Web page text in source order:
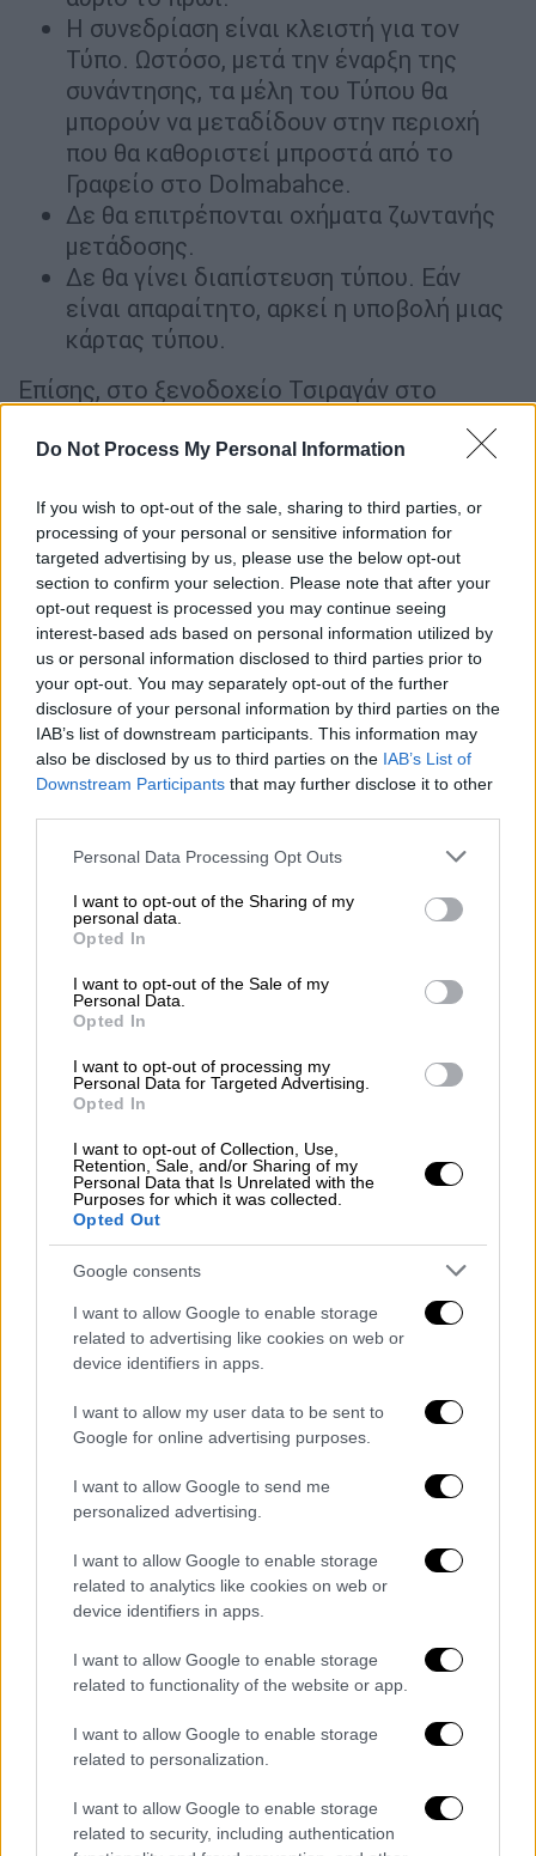
Do Not Process My Personal Information
If you wish to opt-out of the sale, sharing to third parties, or
processing of your personal or sensitive information for
targeted advertising by us, please use the below opt-out
section to confirm your selection. Please note that after your
opt-out request is processed you may continue seeing
interest-based ads based on personal information utilized by
us or personal information disclosed to third parties prior to
your opt-out. You may separately opt-out of the further
disclosure of your personal information by third parties on the
IAB’s list of downstream participants. This information may
also be disclosed by us to third parties on the IAB’s List of
Downstream Participants that may further disclose it to other
Please note that this website/app uses one or more Google
not limited to your visit or usage behaviour. You may click to
grant or deny consent to Google and its third-party tags to
use your data for below specified purposes in below Google
consent section.
Personal Data Processing Opt Outs
I want to opt-out of the Sharing of my
personal data.
Opted In
I want to opt-out of the Sale of my
Personal Data.
Opted In
I want to opt-out of processing my
Personal Data for Targeted Advertising.
Opted In
I want to opt-out of Collection, Use,
Retention, Sale, and/or Sharing of my
Personal Data that Is Unrelated with the
Purposes for which it was collected.
Opted Out
Google consents
I want to allow Google to enable storage
related to advertising like cookies on web or
device identifiers in apps.
I want to allow my user data to be sent to
Google for online advertising purposes.
I want to allow Google to send me
personalized advertising.
I want to allow Google to enable storage
related to analytics like cookies on web or
device identifiers in apps.
I want to allow Google to enable storage
related to functionality of the website or app.
I want to allow Google to enable storage
related to personalization.
I want to allow Google to enable storage
related to security, including authentication
Η συνεδρίαση είναι κλειστή για τον
Τύπο. Ωστόσο, μετά την έναρξη της
συνάντησης, τα μέλη του Τύπου θα
μπορούν να μεταδίδουν στην περιοχή
που θα καθοριστεί μπροστά από το
Γραφείο στο Dolmabahce.
Δε θα επιτρέπονται οχήματα ζωντανής
μετάδοσης.
Δε θα γίνει διαπίστευση τύπου. Εάν
είναι απαραίτητο, αρκεί η υποβολή μιας
κάρτας τύπου.
Επίσης, στο ξενοδοχείο Τσιραγάν στο
κέντρο της Κωνσταντινούπολης κατέλυσε η
ρωσική αντιπροσωπεία, η οποία θα
με Ουκρανία.
Η στάση που θα κρατήσει η Ουκρανία
Η κυβέρνηση της Ουκρανίας, κατά τις
διαπραγματεύσεις, θα επιμείνει να
γίνει σεβαστή ηεθνική της κυριαρχίακαι
ηεδαφική της ακεραιότηταστις
διαπραγματεύσεις με τη Ρωσία στην
Τουρκία, γνωστοποίησε νωρίτερα σήμερα ο
Ουκρανός πρόεδρος
Βολοντίμιρ Ζελένσκι
Κόσμος|28.03.2022 09:51
Πληροφορίες ότι ρωσικά
στρατεύματα εισέβαλαν στο
προεδρικό γραφείο της Κριμαίας –
Εν αναμονή των κρίσιμων
διαπραγματεύσεων Μόσχας - Κιέβου
Κόσμος|28.03.2022 09:10
Η Γερμανία εξετάζει το ενδεχόμενο
να αγοράσει αντιπυραυλική ασπίδα
Κόσμος|28.03.2022 10:36
Κίνα: Σε lockdown δύο φάσεων η
Σαγκάη - Η χειρότερη έξαρση
κρουσμάτων εδώ και 2 χρόνια
προτεραιότητέςμας στις
διαπραγματεύσεις είναι γνωστές: η εθνική
κυριαρχία και η εδαφική ακεραιότητα της
Ουκρανίας δεν τίθενται υπό αμφισβήτηση»,
δήλωσε ο αρχηγός του ουκρανικού κράτους
κατά τη διάρκεια διαγγέλματός του.